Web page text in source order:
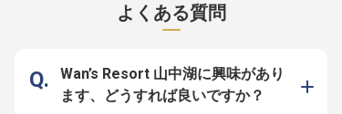
スを提供し、お客様の心に残る思い
出を創造します。 ご案内からお料
う」が直接聞ける、やりがいと感動
に満ちた日々がここにあります。
ーー【安定した環境で、あなたの成
客様にも好評です。※この求人は
2023年8月3日時点の情報です
中でキャ
よくある質問
Wan’s Resort 山中湖に興味があり
ます、どうすれば良いですか？